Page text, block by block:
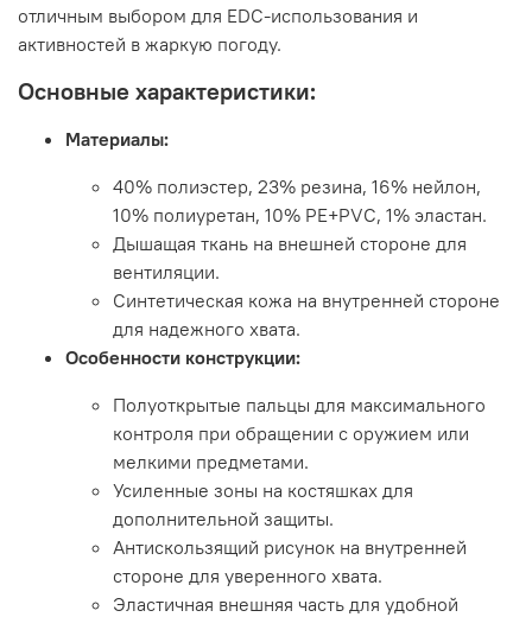
отличным выбором для EDC-использования и
активностей в жаркую погоду.
Основные характеристики:
Материалы:
40% полиэстер, 23% резина, 16% нейлон,
10% полиуретан, 10% PE+PVC, 1% эластан.
Дышащая ткань на внешней стороне для
вентиляции.
Синтетическая кожа на внутренней стороне
для надежного хвата.
Особенности конструкции:
Полуоткрытые пальцы для максимального
контроля при обращении с оружием или
мелкими предметами.
Усиленные зоны на костяшках для
дополнительной защиты.
Антискользящий рисунок на внутренней
стороне для уверенного хвата.
Эластичная внешняя часть для удобной